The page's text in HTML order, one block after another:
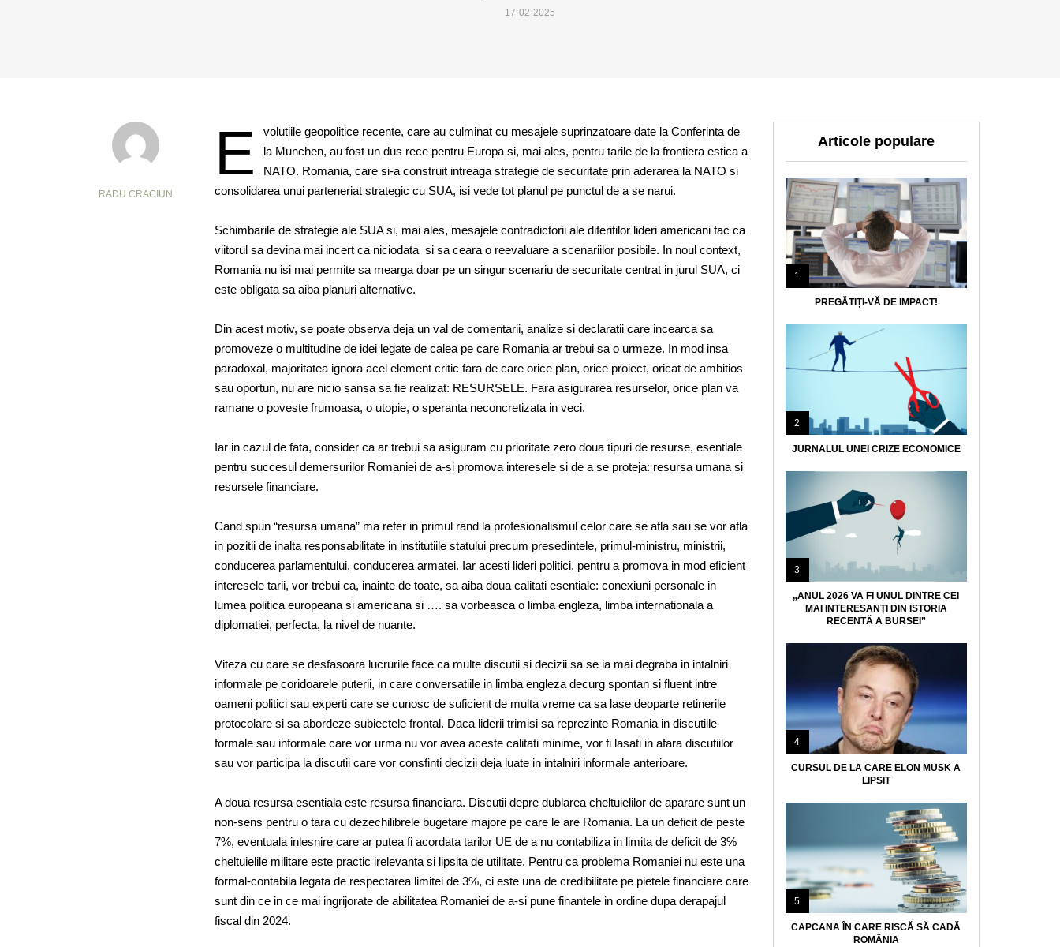
17-02-2025
RADU CRACIUN
E
volutiile geopolitice recente, care au culminat cu mesajele suprinzatoare date la Conferinta de
la Munchen, au fost un dus rece pentru Europa si, mai ales, pentru tarile de la frontiera estica a
NATO. Romania, care si-a construit intreaga strategie de securitate prin aderarea la NATO si
consolidarea unui parteneriat strategic cu SUA, isi vede tot planul pe punctul de a se narui.
Schimbarile de strategie ale SUA si, mai ales, mesajele contradictorii ale diferitilor lideri americani fac ca
viitorul sa devina mai incert ca niciodata si sa ceara o reevaluare a scenariilor posibile. In noul context,
Romania nu isi mai permite sa mearga doar pe un singur scenariu de securitate centrat in jurul SUA, ci
este obligata sa aiba planuri alternative.
Din acest motiv, se poate observa deja un val de comentarii, analize si declaratii care incearca sa
promoveze o multitudine de idei legate de calea pe care Romania ar trebui sa o urmeze. In mod insa
paradoxal, majoritatea ignora acel element critic fara de care orice plan, orice proiect, oricat de ambitios
sau oportun, nu are nicio sansa sa fie realizat: RESURSELE. Fara asigurarea resurselor, orice plan va
ramane o poveste frumoasa, o utopie, o speranta neconcretizata in veci.
Iar in cazul de fata, consider ca ar trebui sa asiguram cu prioritate zero doua tipuri de resurse, esentiale
pentru succesul demersurilor Romaniei de a-si promova interesele si de a se proteja: resursa umana si
resursele financiare.
Cand spun “resursa umana” ma refer in primul rand la profesionalismul celor care se afla sau se vor afla
in pozitii de inalta responsabilitate in institutiile statului precum presedintele, primul-ministru, ministrii,
conducerea parlamentului, conducerea armatei. Iar acesti lideri politici, pentru a promova in mod eficient
interesele tarii, vor trebui ca, inainte de toate, sa aiba doua calitati esentiale: conexiuni personale in
lumea politica europeana si americana si …. sa vorbeasca o limba engleza, limba internationala a
diplomatiei, perfecta, la nivel de nuante.
Viteza cu care se desfasoara lucrurile face ca multe discutii si decizii sa se ia mai degraba in intalniri
informale pe coridoarele puterii, in care conversatiile in limba engleza decurg spontan si fluent intre
oameni politici sau experti care se cunosc de suficient de multa vreme ca sa lase deoparte retinerile
protocolare si sa abordeze subiectele frontal. Daca liderii trimisi sa reprezinte Romania in discutiile
formale sau informale care vor urma nu vor avea aceste calitati minime, vor fi lasati in afara discutiilor
sau vor participa la discutii care vor consfinti decizii deja luate in intalniri informale anterioare.
A doua resursa esentiala este resursa financiara. Discutii depre dublarea cheltuielilor de aparare sunt un
non-sens pentru o tara cu dezechilibrele bugetare majore pe care le are Romania. La un deficit de peste
7%, eventuala inlesnire care ar putea fi acordata tarilor UE de a nu contabiliza in limita de deficit de 3%
cheltuielile militare este practic irelevanta si lipsita de utilitate. Pentru ca problema Romaniei nu este una
formal-contabila legata de respectarea limitei de 3%, ci este una de credibilitate pe pietele financiare care
sunt din ce in ce mai ingrijorate de abilitatea Romaniei de a-si pune finantele in ordine dupa derapajul
fiscal din 2024.
Articole populare
1
PREGĂTIȚI-VĂ DE IMPACT!
2
JURNALUL UNEI CRIZE ECONOMICE
3
„ANUL 2026 VA FI UNUL DINTRE CEI
MAI INTERESANȚI DIN ISTORIA
RECENTĂ A BURSEI”
4
CURSUL DE LA CARE ELON MUSK A
LIPSIT
5
CAPCANA ÎN CARE RISCĂ SĂ CADĂ
ROMÂNIA